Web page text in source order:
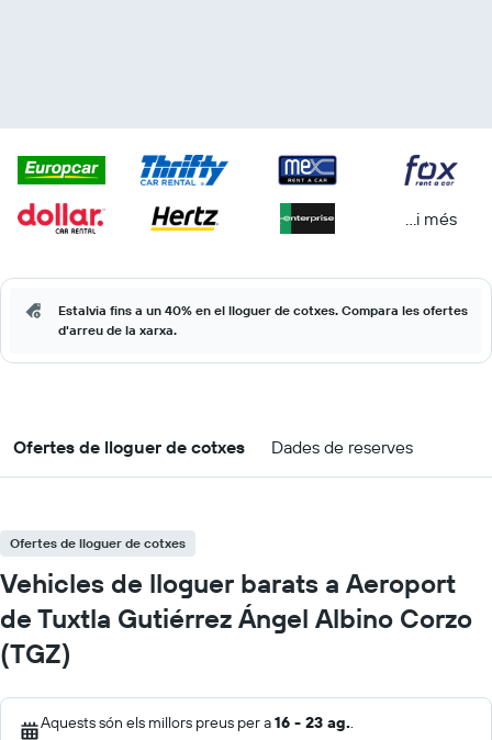
...i més
Estalvia fins a un 40% en el lloguer de cotxes. Compara les ofertes
d'arreu de la xarxa.
Ofertes de lloguer de cotxes Dades de reserves
Ofertes de lloguer de cotxes
Vehicles de lloguer barats a Aeroport
de Tuxtla Gutiérrez Ángel Albino Corzo
(TGZ)
Aquests són els millors preus per a16 - 23 ag..